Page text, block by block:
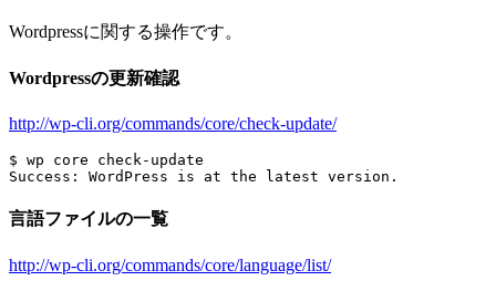
Wordpressに関する操作です。
Wordpressの更新確認
http://wp-cli.org/commands/core/check-update/
$ wp core check-update
言語ファイルの一覧
http://wp-cli.org/commands/core/language/list/